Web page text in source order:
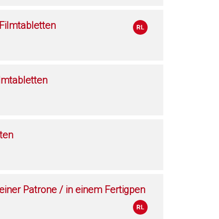
Patrone / in einem Fertigpen